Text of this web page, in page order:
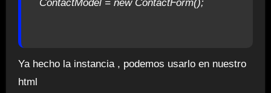
ContactModel = new ContactForm();
Ya hecho la instancia , podemos usarlo en nuestro
html